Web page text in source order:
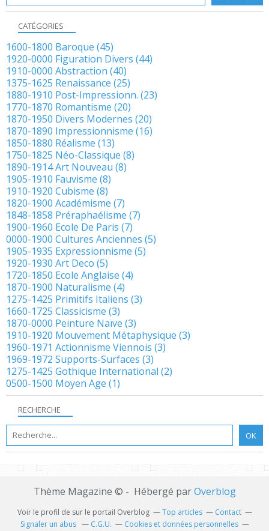
RECHERCHE
CATÉGORIES
1600-1800 Baroque (45)
1920-0000 Figuration Divers (44)
1910-0000 Abstraction (40)
1375-1625 Renaissance (25)
1880-1910 Post-Impressionn. (23)
1770-1870 Romantisme (20)
1870-1950 Divers Modernes (20)
1870-1890 Impressionnisme (16)
1850-1880 Réalisme (13)
1750-1825 Néo-Classique (8)
1890-1914 Art Nouveau (8)
1905-1910 Fauvisme (8)
1910-1920 Cubisme (8)
1820-1900 Académisme (7)
1848-1858 Préraphaélisme (7)
1900-1960 Ecole De Paris (7)
0000-1900 Cultures Anciennes (5)
1905-1935 Expressionnisme (5)
1920-1930 Art Deco (5)
1720-1850 Ecole Anglaise (4)
1870-1900 Naturalisme (4)
1275-1425 Primitifs Italiens (3)
1660-1725 Classicisme (3)
1870-0000 Peinture Naïve (3)
1910-1920 Mouvement Métaphysique (3)
1960-1971 Actionnisme Viennois (3)
1969-1972 Supports-Surfaces (3)
1275-1425 Gothique International (2)
0500-1500 Moyen Age (1)
Thème Magazine © - Hébergé parOverblog
Voir le profil de sur le portail Overblog Top articles
Contact
Signaler un abus
C.G.U.
Cookies et données personnelles